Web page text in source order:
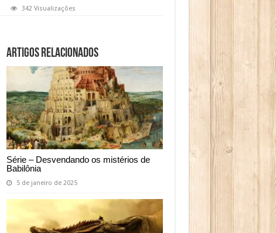
342 Visualizações
Artigos relacionados
Série – Desvendando os mistérios de
Babilônia
5 de janeiro de 2025